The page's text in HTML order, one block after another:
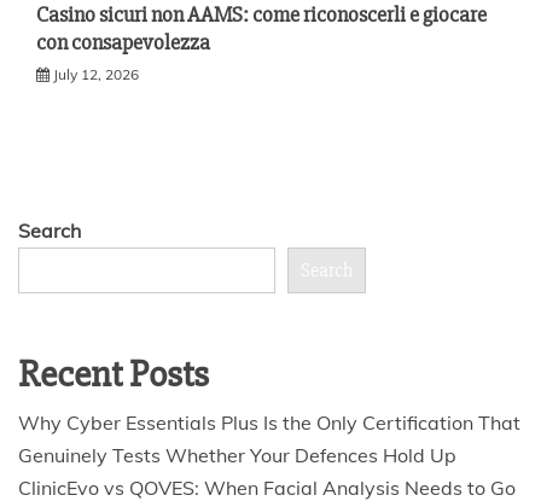
Casino sicuri non AAMS: come riconoscerli e giocare
con consapevolezza
July 12, 2026
Search
Search
Recent Posts
Why Cyber Essentials Plus Is the Only Certification That
Genuinely Tests Whether Your Defences Hold Up
ClinicEvo vs QOVES: When Facial Analysis Needs to Go